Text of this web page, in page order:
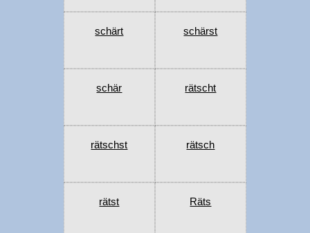
schärt schärst
schär rätscht
rätschst rätsch
rätst Räts